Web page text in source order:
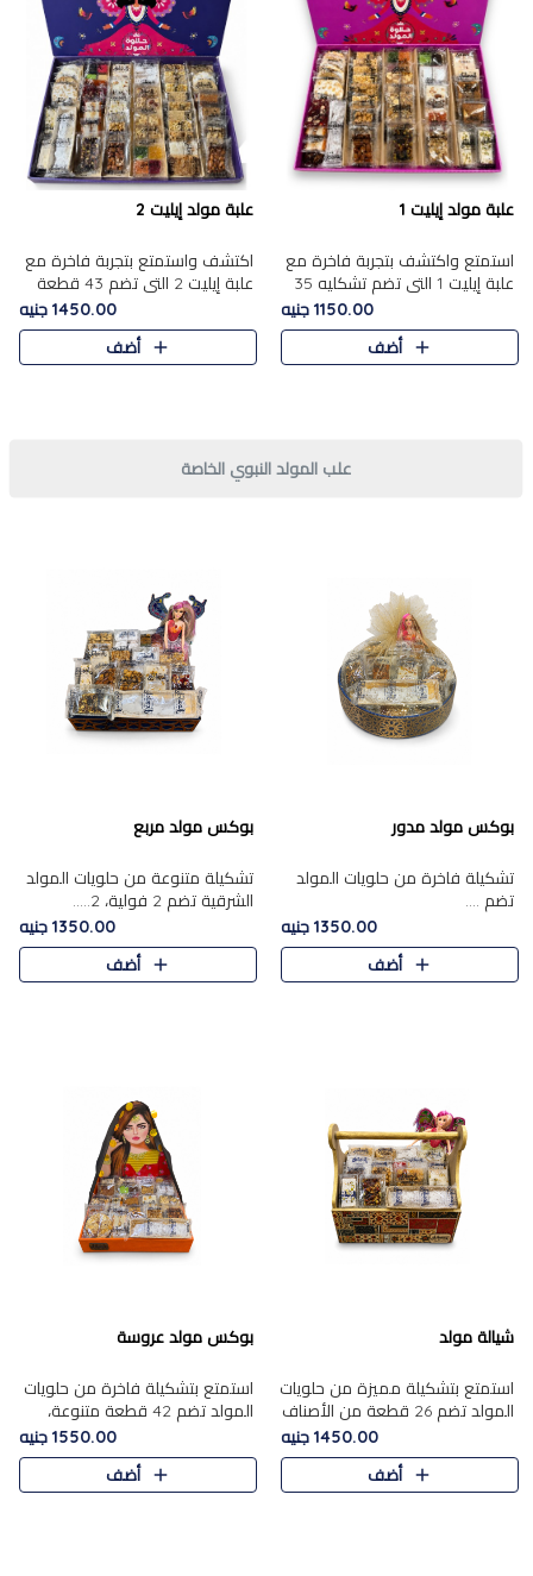
علبة مولد إيليت 1
استمتع واكتشف بتجربة فاخرة مع
علبة إيليت 1 التي تضم تشكليه 35
قطعة من أرقى حلويات المولد
المصري الأصيلة ,معروضة بشكل
جميل في علبة أنيقة ، في..
1150.00 جنيه
أضف
علبة مولد إيليت 2
اكتشف واستمتع بتجربة فاخرة مع
علبة إيليت 2 التي تضم 43 قطعة
تشكيلة من أرقى حلويات المولد
الشرقية المصرية الأصيلة ,معروضة
بشكل جميل في علبة أ..
1450.00 جنيه
أضف
علب المولد النبوي الخاصة
بوكس مولد مدور
تشكيلة فاخرة من حلويات المولد
تضم ....
1350.00 جنيه
أضف
بوكس مولد مربع
تشكيلة متنوعة من حلويات المولد
الشرقية تضم 2 فولية، 2.....
1350.00 جنيه
أضف
شيالة مولد
استمتع بتشكيلة مميزة من حلويات
المولد تضم 26 قطعة من الأصناف
الشرقية المتنوعة......1450.00 جنيه
أضف
بوكس مولد عروسة
استمتع بتشكيلة فاخرة من حلويات
المولد تضم 42 قطعة متنوعة،
1550.00 جنيه
أضف